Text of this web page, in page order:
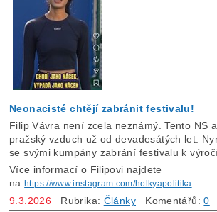
Neonacisté chtějí zabránit festivalu!
Filip Vávra není zcela neznámý. Tento NS
pražský vzduch už od devadesátých let.
se svými kumpány zabrání festivalu k výročí
Více informací o Filipovi najdete
nahttps://www.instagram.com/holkyapolitika
9.3.2026 Rubrika: Články Komentářů:0